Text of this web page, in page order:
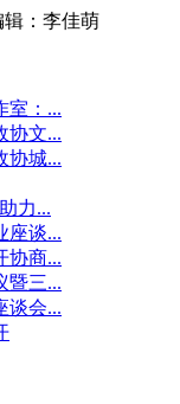
辑：李佳萌
室：...
协文...
协城...
力...
座谈...
协商...
暨三...
谈会...